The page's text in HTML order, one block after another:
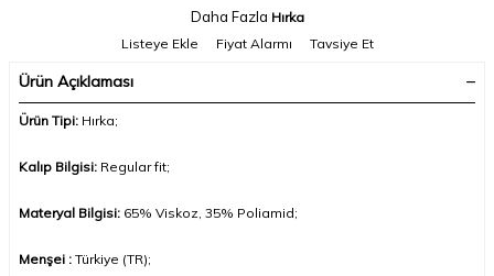
Daha Fazla Hırka
Listeye Ekle
Fiyat Alarmı Tavsiye Et
Ürün Açıklaması
Ürün Tipi: Hırka;
Kalıp Bilgisi: Regular fit;
Materyal Bilgisi: 65% Viskoz, 35% Poliamid;
Menşei : Türkiye (TR);